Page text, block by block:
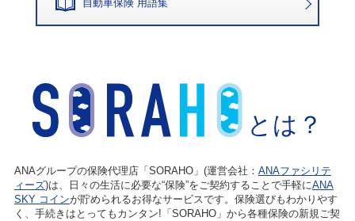
自動車保険 用語集
とは？
ANAグループの保険代理店「SORAHO」(運営会社： ANAファシリテ
ィーズ)は、日々の生活に必要な“保険”をご契約することで手軽にANA
SKY コインが貯められるお得なサービスです。保険選びもわかりやす
く、手続きはとってもカンタン!「SORAHO」から各種保険の新規ご契